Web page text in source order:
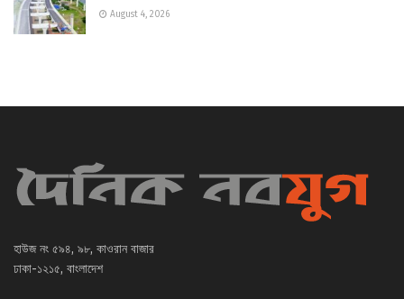
August 4, 2026
হাউজ নং ৫৯৪, ৯৮, কাওরান বাজার
ঢাকা-১২১৫, বাংলাদেশ